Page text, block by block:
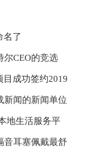
名了
尔CEO的竞选
目成功签约2019
新闻的新闻单位
地生活服务平
音耳塞佩戴最舒